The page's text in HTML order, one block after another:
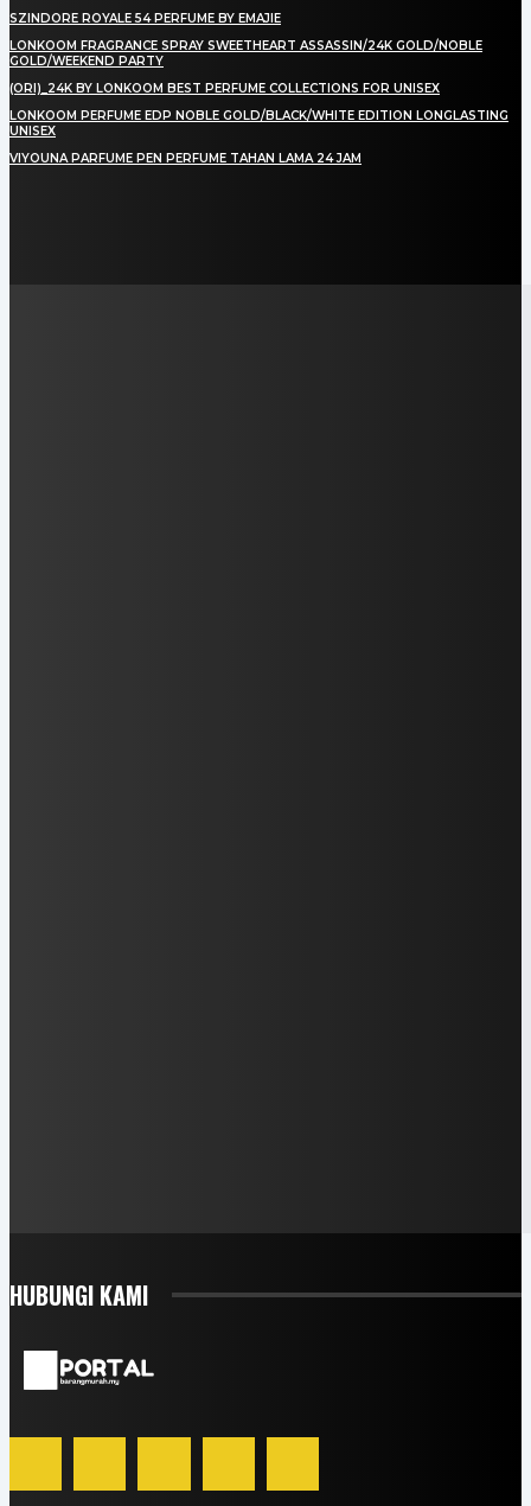
SZINDORE ROYALE 54 PERFUME BY EMAJIE
LONKOOM FRAGRANCE SPRAY SWEETHEART ASSASSIN/24K GOLD/NOBLE
GOLD/WEEKEND PARTY
(ORI)_24K BY LONKOOM BEST PERFUME COLLECTIONS FOR UNISEX
LONKOOM PERFUME EDP NOBLE GOLD/BLACK/WHITE EDITION LONGLASTING
UNISEX
VIYOUNA PARFUME PEN PERFUME TAHAN LAMA 24 JAM
HUBUNGI KAMI